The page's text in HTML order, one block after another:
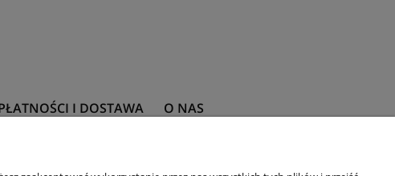
I DOSTAWA O NAS